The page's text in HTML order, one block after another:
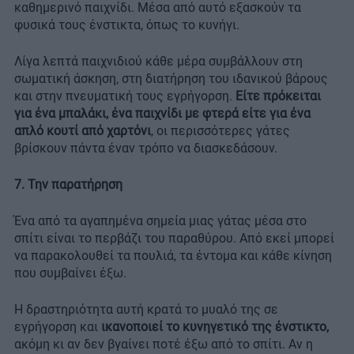
καθημερινό παιχνίδι. Μέσα από αυτό εξασκούν τα
φυσικά τους ένστικτα, όπως το κυνήγι.
Λίγα λεπτά παιχνιδιού κάθε μέρα συμβάλλουν στη
σωματική άσκηση, στη διατήρηση του ιδανικού βάρους
και στην πνευματική τους εγρήγορση. Είτε πρόκειται
για ένα μπαλάκι, ένα παιχνίδι με φτερά είτε για ένα
απλό κουτί από χαρτόνι, οι περισσότερες γάτες
βρίσκουν πάντα έναν τρόπο να διασκεδάσουν.
7. Την παρατήρηση
Ένα από τα αγαπημένα σημεία μιας γάτας μέσα στο
σπίτι είναι το περβάζι του παραθύρου. Από εκεί μπορεί
να παρακολουθεί τα πουλιά, τα έντομα και κάθε κίνηση
που συμβαίνει έξω.
Η δραστηριότητα αυτή κρατά το μυαλό της σε
εγρήγορση και ικανοποιεί το κυνηγετικό της ένστικτο,
ακόμη κι αν δεν βγαίνει ποτέ έξω από το σπίτι. Αν η